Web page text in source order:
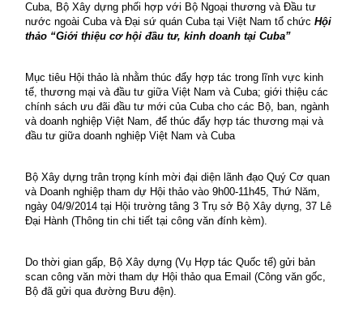
Cuba, Bộ Xây dựng phối hợp với Bộ Ngoại thương và Đầu tư
nước ngoài Cuba và Đại sứ quán Cuba tại Việt Nam tổ chức Hội
thảo “Giới thiệu cơ hội đầu tư, kinh doanh tại Cuba”
Mục tiêu Hội thảo là nhằm thúc đẩy hợp tác trong lĩnh vực kinh
tế, thương mại và đầu tư giữa Việt Nam và Cuba; giới thiệu các
chính sách ưu đãi đầu tư mới của Cuba cho các Bộ, ban, ngành
và doanh nghiệp Việt Nam, để thúc đẩy hợp tác thương mại và
đầu tư giữa doanh nghiệp Việt Nam và Cuba
Bộ Xây dựng trân trọng kính mời đại diện lãnh đạo Quý Cơ quan
và Doanh nghiệp tham dự Hội thảo vào 9h00-11h45, Thứ Năm,
ngày 04/9/2014 tại Hội trường tâng 3 Trụ sở Bộ Xây dựng, 37 Lê
Đại Hành (Thông tin chi tiết tại công văn đính kèm).
Do thời gian gấp, Bộ Xây dựng (Vụ Hợp tác Quốc tế) gửi bản
scan công văn mời tham dự Hội thảo qua Email (Công văn gốc,
Bộ đã gửi qua đường Bưu đện).